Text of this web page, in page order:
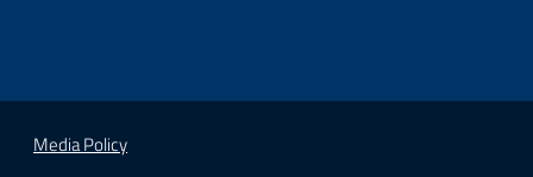
Media Policy